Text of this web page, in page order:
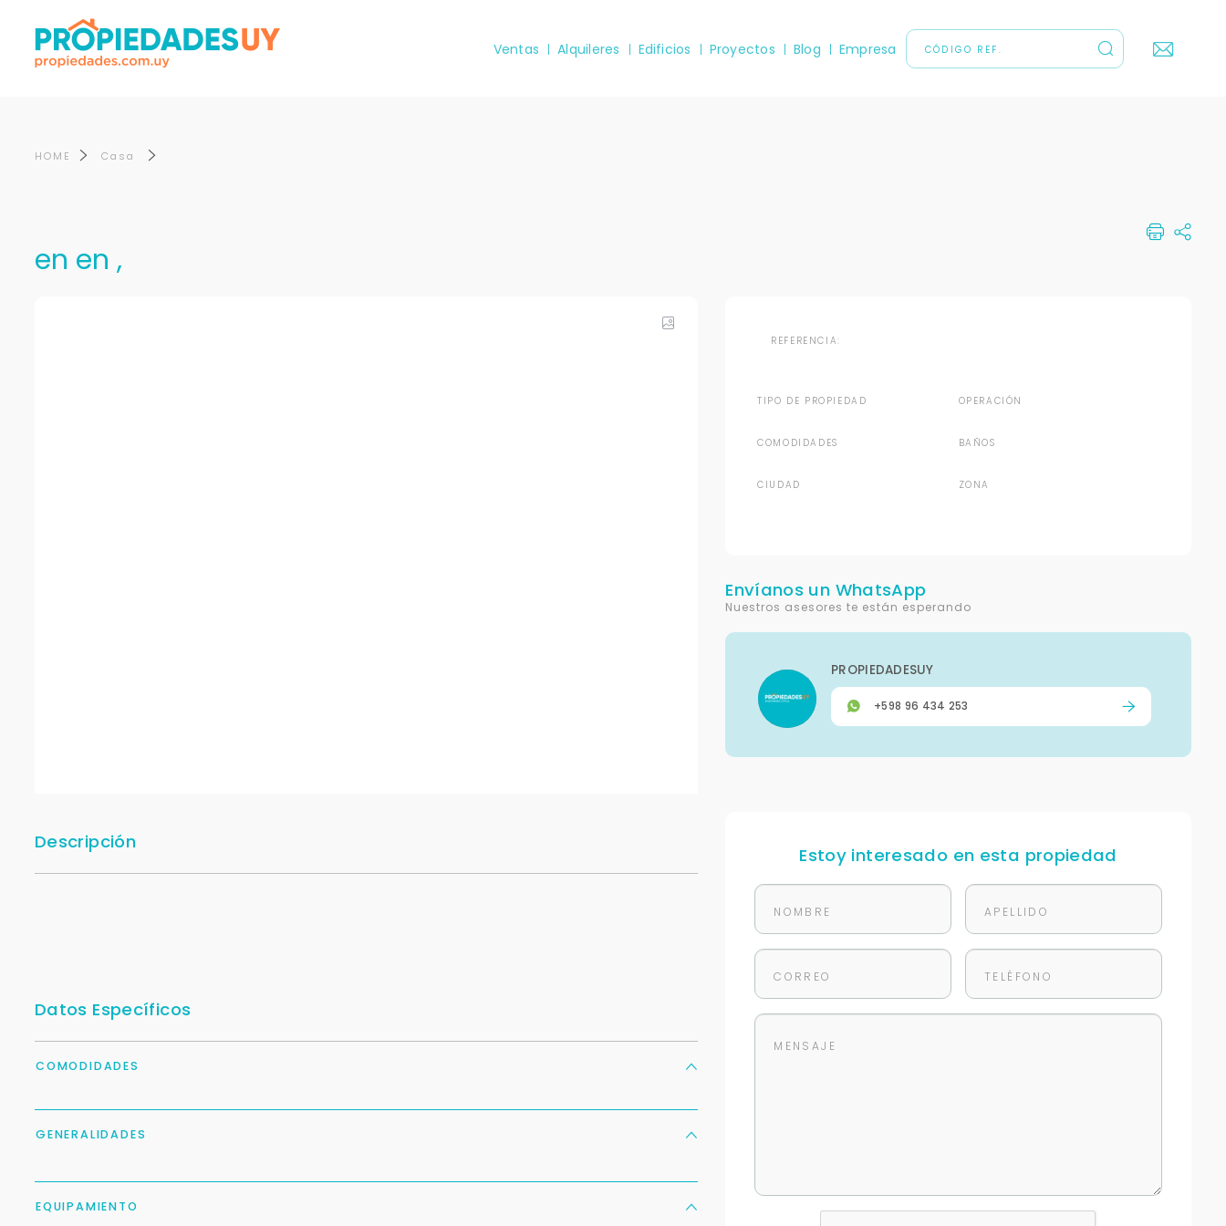
Ventas Alquileres Edificios Proyectos Blog Empresa
HOME Casa
en en ,
Descripción
Datos Específicos
COMODIDADES
GENERALIDADES
EQUIPAMIENTO
REFERENCIA:
TIPO DE PROPIEDAD OPERACIÓN
COMODIDADES BAÑOS
CIUDAD ZONA
Envíanos un WhatsApp
Nuestros asesores te están esperando
PROPIEDADESUY
+598 96 434 253
Estoy interesado en esta propiedad
Para responderte
Déjanos tus datos para identificar tu consulta en el sistema de gestión de